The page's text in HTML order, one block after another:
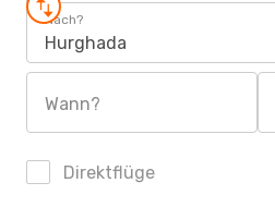
Nach?
Hurghada
Wann?
Direktflüge